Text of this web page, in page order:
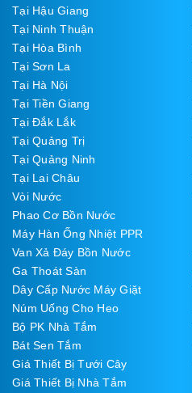
Tại Hậu Giang
Tại Ninh Thuận
Tại Hòa Bình
Tại Sơn La
Tại Hà Nội
Tại Tiền Giang
Tại Đắk Lắk
Tại Quảng Trị
Tại Quảng Ninh
Tại Lai Châu
Vòi Nước
Phao Cơ Bồn Nước
Máy Hàn Ống Nhiệt PPR
Van Xả Đáy Bồn Nước
Ga Thoát Sàn
Dây Cấp Nước Máy Giặt
Núm Uống Cho Heo
Bộ PK Nhà Tắm
Bát Sen Tắm
Giá Thiết Bị Tưới Cây
Giá Thiết Bị Nhà Tắm